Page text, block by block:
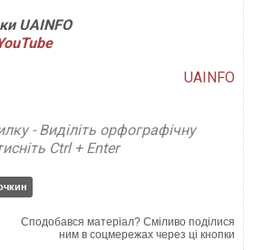
UAINFO
UAINFO
- Виділіть орфографічну
Ctrl + Enter
Сподобався матеріал? Сміливо поділися
ним в соцмережах через ці кнопки